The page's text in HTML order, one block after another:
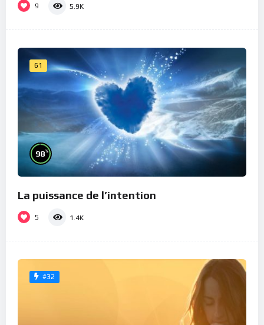
9 5.9K
61
98%
La puissance de l’intention
5 1.4K
#32